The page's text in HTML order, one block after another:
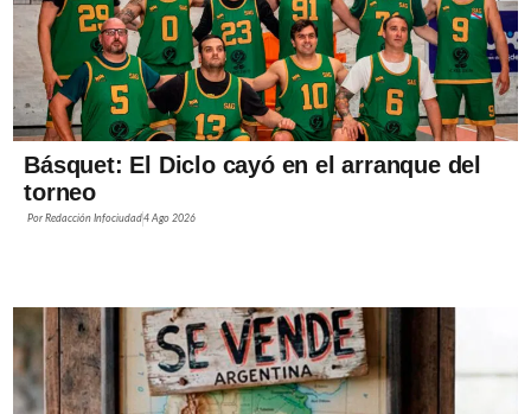
Básquet: El Diclo cayó en el arranque del
torneo
PorRedacción Infociudad4 Ago 2026